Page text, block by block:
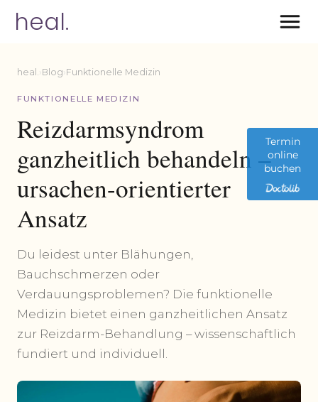
heal.
heal. ›Blog ›Funktionelle Medizin
FUNKTIONELLE MEDIZIN
Reizdarmsyndrom
ganzheitlich behandeln –
ursachen-orientierter
Ansatz
Du leidest unter Blähungen,
Bauchschmerzen oder
Verdauungsproblemen? Die funktionelle
Medizin bietet einen ganzheitlichen Ansatz
zur Reizdarm-Behandlung – wissenschaftlich
fundiert und individuell.
Termin
online
buchen